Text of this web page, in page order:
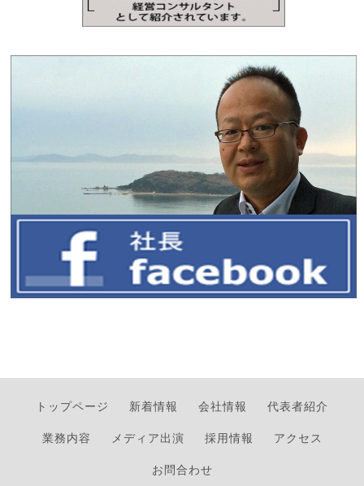
トップページ 新着情報 会社情報
代表者紹介
業務内容
メディア出演 採用情報
アクセス
お問合わせ